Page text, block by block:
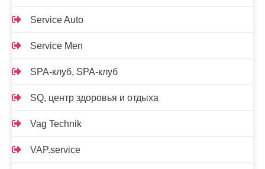
Service Auto
Service Men
SPA-клуб, SPA-клуб
SQ, центр здоровья и отдыха
Vag Technik
VAP.service